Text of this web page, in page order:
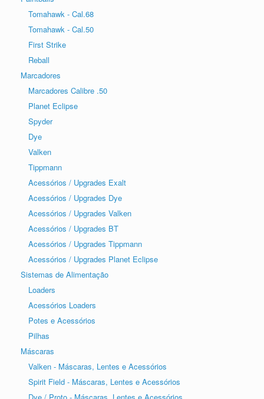
Tomahawk - Cal.68
Tomahawk - Cal.50
First Strike
Reball
Marcadores
Marcadores Calibre .50
Planet Eclipse
Spyder
Dye
Valken
Tippmann
Acessórios / Upgrades Exalt
Acessórios / Upgrades Dye
Acessórios / Upgrades Valken
Acessórios / Upgrades BT
Acessórios / Upgrades Tippmann
Acessórios / Upgrades Planet Eclipse
Sistemas de Alimentação
Loaders
Acessórios Loaders
Potes e Acessórios
Pilhas
Máscaras
Valken - Máscaras, Lentes e Acessórios
Spirit Field - Máscaras, Lentes e Acessórios